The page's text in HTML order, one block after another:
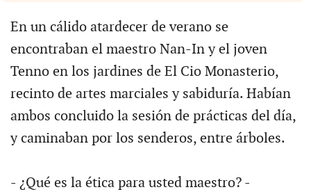
En un cálido atardecer de verano se
encontraban el maestro Nan-In y el joven
Tenno en los jardines de El Cio Monasterio,
recinto de artes marciales y sabiduría. Habían
ambos concluido la sesión de prácticas del día,
y caminaban por los senderos, entre árboles.
- ¿Qué es la ética para usted maestro? -